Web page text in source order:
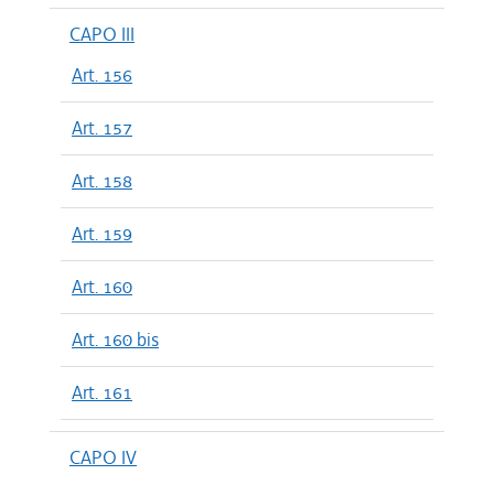
CAPO III
Art. 156
Art. 157
Art. 158
Art. 159
Art. 160
Art. 160 bis
Art. 161
CAPO IV